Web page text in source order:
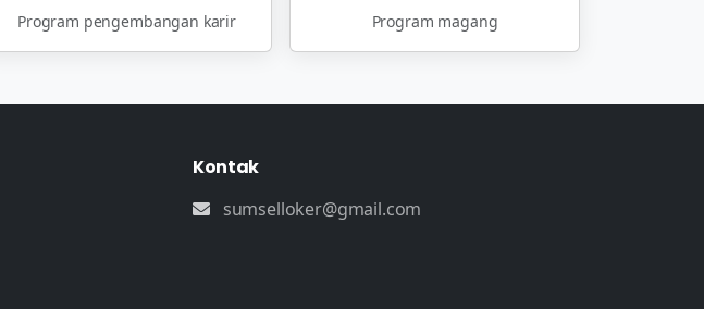
Program pengembangan karir Program magang
Kontak
sumselloker@gmail.com